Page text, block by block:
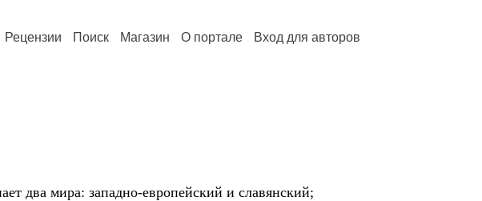
Рецензии Поиск Магазин О портале Вход для авторов
два мира: западно-европейский и славянский;